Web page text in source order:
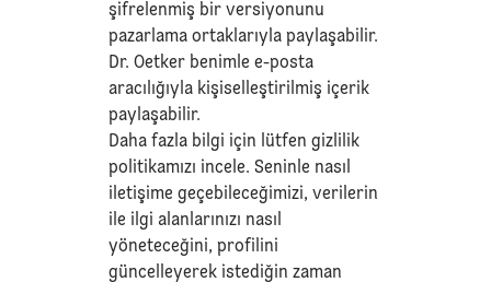
şifrelenmiş bir versiyonunu
pazarlama ortaklarıyla paylaşabilir.
Dr. Oetker benimle e-posta
aracılığıyla kişiselleştirilmiş içerik
paylaşabilir.
Daha fazla bilgi için lütfengizlilik
politikamızı incele. Seninle nasıl
iletişime geçebileceğimizi, verilerin
ile ilgi alanlarınızı nasıl
yöneteceğini, profilini
güncelleyerek istediğin zaman